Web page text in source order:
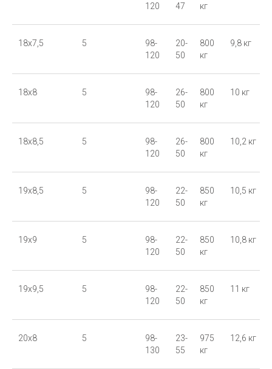
120
47
кг
18x7,5 5
98-
120
20-
50
800
кг
9,8 кг
18x8 5
98-
120
26-
50
800
кг
10 кг
18x8,5 5
98-
120
26-
50
800
кг
10,2 кг
19x8,5 5
98-
120
22-
50
850
кг
10,5 кг
19x9 5
98-
120
22-
50
850
кг
10,8 кг
19x9,5 5
98-
120
22-
50
850
кг
11 кг
20x8 5
98-
130
23-
55
975
кг
12,6 кг